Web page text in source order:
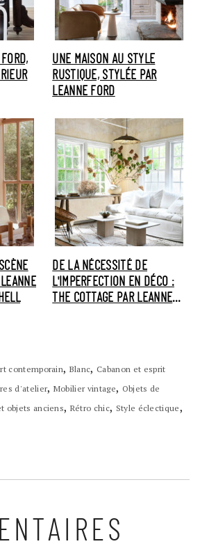
UNE MAISON AU STYLE
RUSTIQUE, STYLÉE PAR
LEANNE FORD
DE LA NÉCESSITÉ DE
L'IMPERFECTION EN DÉCO :
THE COTTAGE PAR LEANNE
contemporain, Blanc, Cabanon et esprit
d'atelier, Mobilier vintage, Objets de
objets anciens, Rétro chic, Style éclectique,